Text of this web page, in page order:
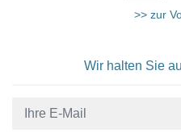
>> zur
Wir halten Sie